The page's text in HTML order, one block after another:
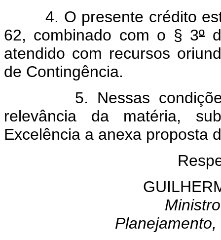
4. O presente crédito
62, combinado com o § 3º
atendido com recursos
de Contingência.
5. Nessas condições,
relevância da matéria,
Excelência a anexa proposta